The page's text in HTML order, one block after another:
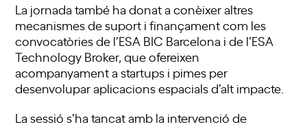
La jornada també ha donat a conèixer altres
mecanismes de suport i finançament com les
convocatòries de l’ESA BIC Barcelona i de l’ESA
Technology Broker, que ofereixen
acompanyament a startups i pimes per
desenvolupar aplicacions espacials d’alt impacte.
La sessió s’ha tancat amb la intervenció de